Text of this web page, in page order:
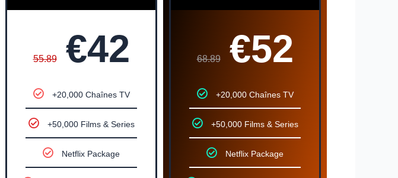
55.89 €42
+20,000 Chaînes TV
+50,000 Films & Series
Netflix Package
68.89 €52
+20,000 Chaînes TV
+50,000 Films & Series
Netflix Package